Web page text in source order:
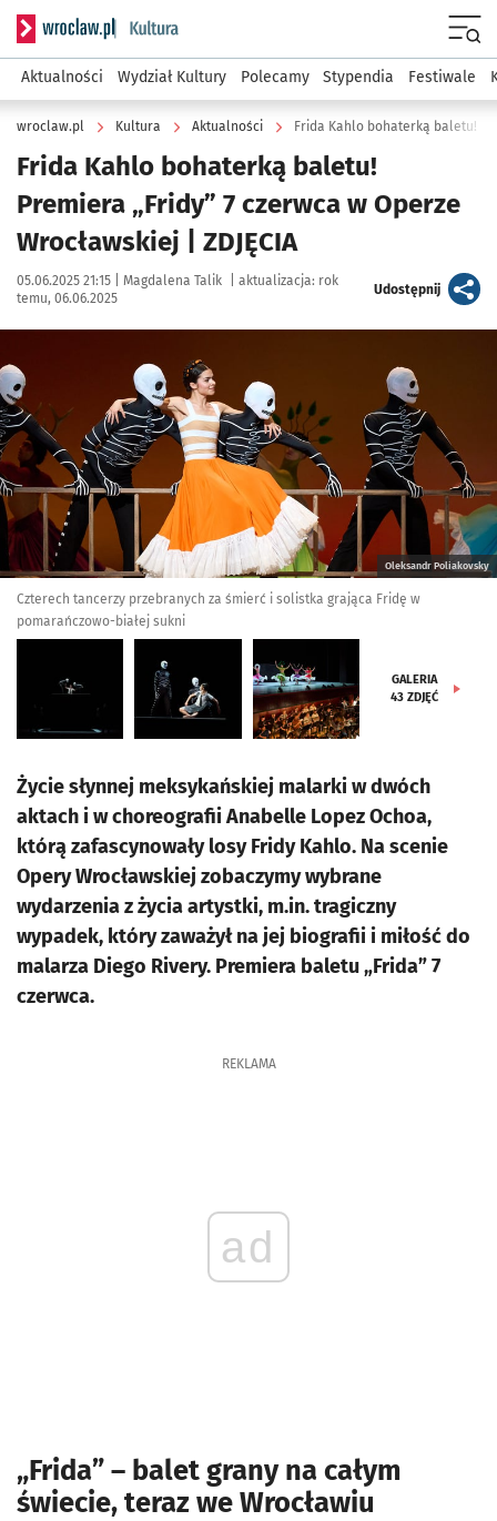
Serwis informacyjny wroclaw.pl podserwis: Kultura
Aktualności Wydział Kultury Polecamy Stypendia Festiwale
wroclaw.pl Kultura Aktualności
Frida Kahlo bohaterką baletu!
Premiera „Fridy” 7 czerwca w Operze
Wrocławskiej | ZDJĘCIA
Data publikacji:
05.06.2025 21:15 | Autor:
Magdalena Talik aktualizacja: rok
temu, 06.06.2025
Udostępnijartykuł
Oleksandr Poliakovsky
Czterech tancerzy przebranych za śmierć i solistka grająca Fridę w
pomarańczowo-białej sukni
GALERIA
43 ZDJĘĆ
Życie słynnej meksykańskiej malarki w dwóch
aktach i w choreografii Anabelle Lopez Ochoa,
którą zafascynowały losy Fridy Kahlo. Na scenie
Opery Wrocławskiej zobaczymy wybrane
wydarzenia z życia artystki, m.in. tragiczny
wypadek, który zaważył na jej biografii i miłość do
malarza Diego Rivery. Premiera baletu „Frida” 7
czerwca.
REKLAMA
ad
„Frida” – balet grany na całym
świecie, teraz we Wrocławiu